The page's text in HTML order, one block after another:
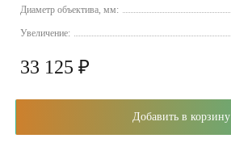
Диаметр объектива, мм:
Увеличение:
33 125 ₽
Добавить в корзину